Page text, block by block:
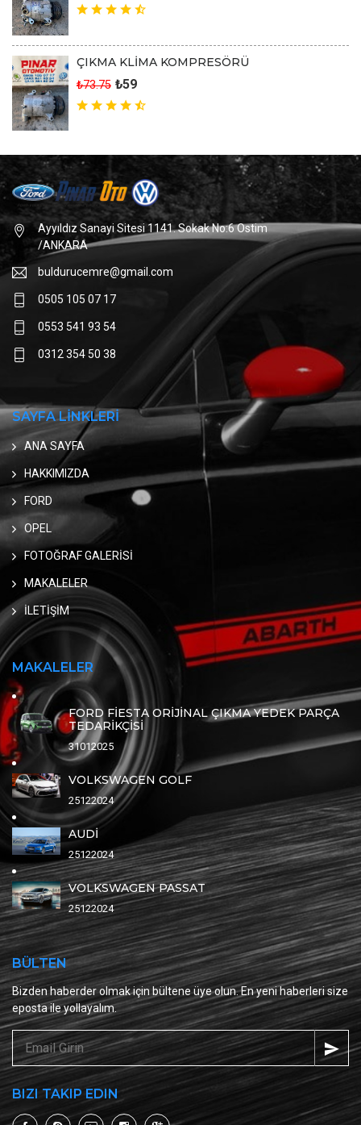
ÇIKMA KLİMA KOMPRESÖRÜ
₺73.75 ₺59
Ayyıldız Sanayi Sitesi 1141. Sokak No:6 Ostim
/ANKARA
buldurucemre@gmail.com
0505 105 07 17
0553 541 93 54
0312 354 50 38
SAYFA LİNKLERİ
ANA SAYFA
HAKKIMIZDA
FORD
OPEL
FOTOĞRAF GALERİSİ
MAKALELER
İLETİŞİM
MAKALELER
FORD FİESTA ORİJİNAL ÇIKMA YEDEK PARÇA
TEDARİKÇİSİ
31012025
VOLKSWAGEN GOLF
25122024
AUDİ
25122024
VOLKSWAGEN PASSAT
25122024
BÜLTEN
Bizden haberder olmak için bültene üye olun. En yeni haberleri size
eposta ile yollayalım.
BIZI TAKIP EDIN